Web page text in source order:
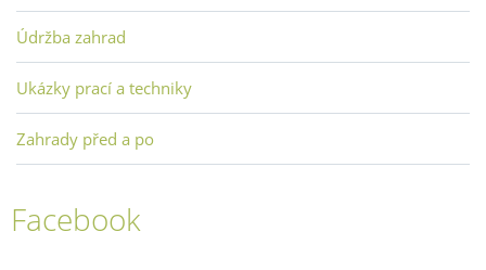
Údržba zahrad
Ukázky prací a techniky
Zahrady před a po
Facebook